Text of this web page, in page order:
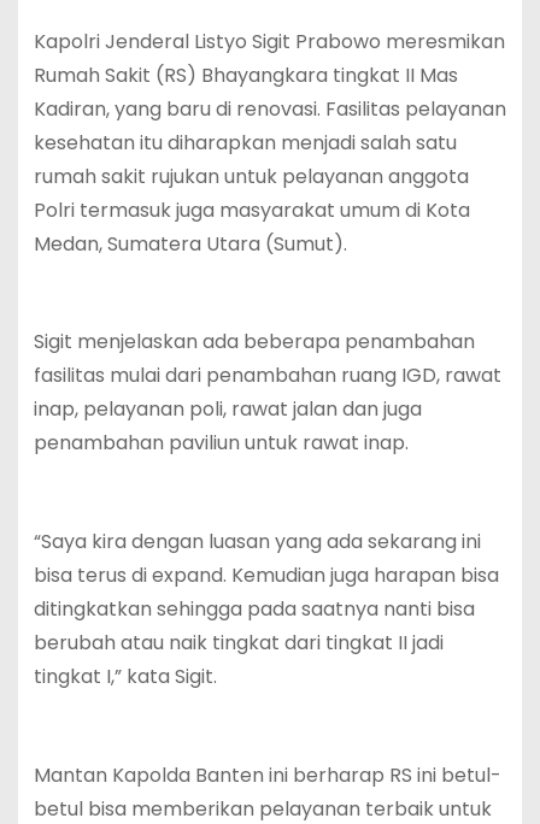
Kapolri Jenderal Listyo Sigit Prabowo meresmikan
Rumah Sakit (RS) Bhayangkara tingkat II Mas
Kadiran, yang baru di renovasi. Fasilitas pelayanan
kesehatan itu diharapkan menjadi salah satu
rumah sakit rujukan untuk pelayanan anggota
Polri termasuk juga masyarakat umum di Kota
Medan, Sumatera Utara (Sumut).
Sigit menjelaskan ada beberapa penambahan
fasilitas mulai dari penambahan ruang IGD, rawat
inap, pelayanan poli, rawat jalan dan juga
penambahan paviliun untuk rawat inap.
“Saya kira dengan luasan yang ada sekarang ini
bisa terus di expand. Kemudian juga harapan bisa
ditingkatkan sehingga pada saatnya nanti bisa
berubah atau naik tingkat dari tingkat II jadi
tingkat I,” kata Sigit.
Mantan Kapolda Banten ini berharap RS ini betul-
betul bisa memberikan pelayanan terbaik untuk